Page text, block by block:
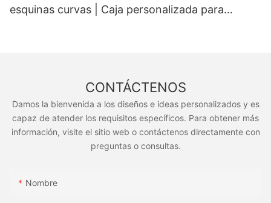
esquinas curvas | Caja personalizada para
CONTÁCTENOS
Damos la bienvenida a los diseños e ideas personalizados y es
capaz de atender los requisitos específicos. Para obtener más
información, visite el sitio web o contáctenos directamente con
preguntas o consultas.
Nombre